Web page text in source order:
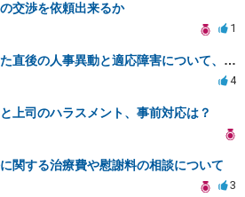
交渉を依頼出来るか
1
業務改善を提案した直後の人事異動と適応障害について、法的に問題があるか相談したいです。
4
上司のハラスメント、事前対応は？
関する治療費や慰謝料の相談について
3